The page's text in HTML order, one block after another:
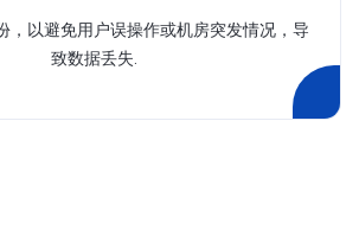
，以避免用户误操作或机房突发情况，导
致数据丢失.